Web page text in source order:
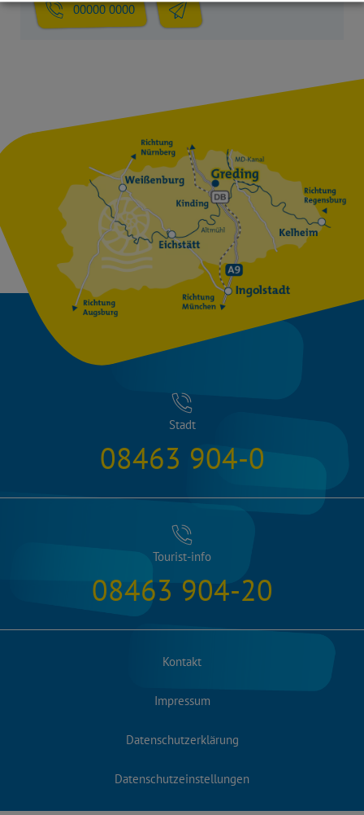
00000 0000
Stadt
08463 904-0
Tourist-info
08463 904-20
Kontakt
Impressum
Datenschutzerklärung
Datenschutzeinstellungen